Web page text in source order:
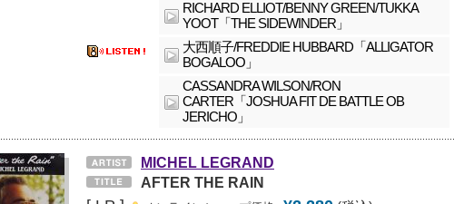
RICHARD ELLIOT/BENNY GREEN/TUKKA
YOOT「THE SIDEWINDER」
大西順子/FREDDIE HUBBARD「ALLIGATOR
BOGALOO」
CASSANDRA WILSON/RON
CARTER「JOSHUA FIT DE BATTLE OB
JERICHO」
MICHEL LEGRAND
AFTER THE RAIN